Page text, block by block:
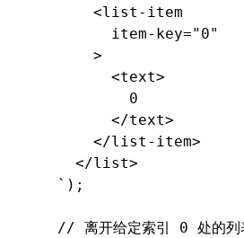
      <list-item
        item-key="0"
      >
        <text>
          0
        </text>
      </list-item>
    </list>
  `
);
// 离开给定索引 0 处的列